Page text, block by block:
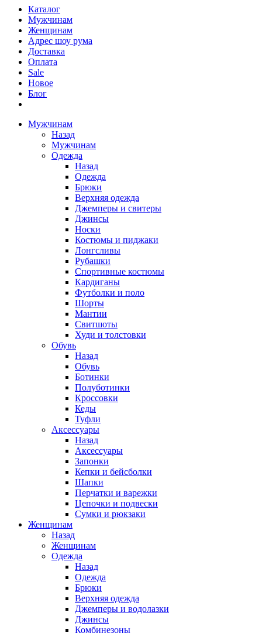
Каталог
Мужчинам
Женщинам
Адрес шоу рума
Доставка
Оплата
Sale
Новое
Блог
Мужчинам
Назад
Мужчинам
Одежда
Назад
Одежда
Брюки
Верхняя одежда
Джемперы и свитеры
Джинсы
Носки
Костюмы и пиджаки
Лонгсливы
Рубашки
Спортивные костюмы
Кардиганы
Футболки и поло
Шорты
Мантии
Свитшоты
Худи и толстовки
Обувь
Назад
Обувь
Ботинки
Полуботинки
Кроссовки
Кеды
Туфли
Аксессуары
Назад
Аксессуары
Запонки
Кепки и бейсболки
Шапки
Перчатки и варежки
Цепочки и подвески
Сумки и рюкзаки
Женщинам
Назад
Женщинам
Одежда
Назад
Одежда
Брюки
Верхняя одежда
Джемперы и водолазки
Джинсы
Комбинезоны